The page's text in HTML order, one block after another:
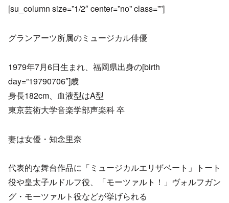
[su_column size=”1/2″ center=”no” class=””]
グランアーツ所属のミュージカル俳優
1979年7月6日生まれ、福岡県出身の[birth
day=”19790706″]歳
身長182cm、血液型はA型
東京芸術大学音楽学部声楽科 卒
妻は女優・知念里奈
代表的な舞台作品に「ミュージカルエリザベート」トート
役や皇太子ルドルフ役、「モーツァルト！」ヴォルフガン
グ・モーツァルト役などが挙げられる